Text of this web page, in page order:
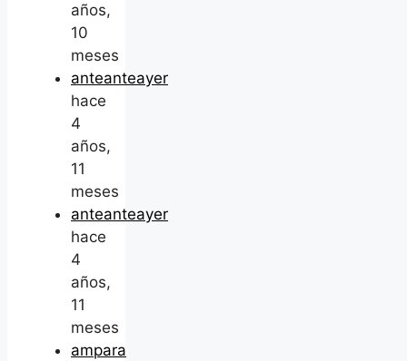
años,
10
meses
anteanteayer
hace
4
años,
11
meses
anteanteayer
hace
4
años,
11
meses
ampara